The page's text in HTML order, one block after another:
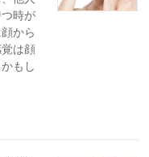
時が
から
は顔
もし